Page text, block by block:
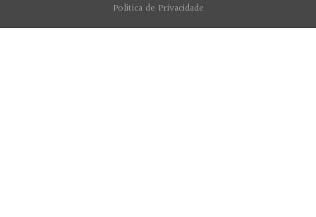
Politica de Privacidade